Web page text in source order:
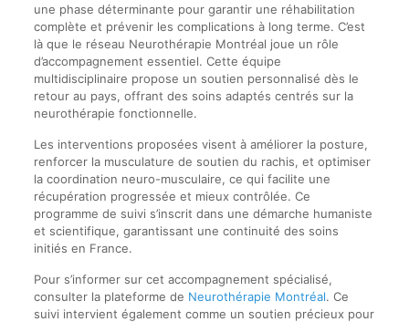
une phase déterminante pour garantir une réhabilitation
complète et prévenir les complications à long terme. C’est
là que le réseau Neurothérapie Montréal joue un rôle
d’accompagnement essentiel. Cette équipe
multidisciplinaire propose un soutien personnalisé dès le
retour au pays, offrant des soins adaptés centrés sur la
neurothérapie fonctionnelle.
Les interventions proposées visent à améliorer la posture,
renforcer la musculature de soutien du rachis, et optimiser
la coordination neuro-musculaire, ce qui facilite une
récupération progressée et mieux contrôlée. Ce
programme de suivi s’inscrit dans une démarche humaniste
et scientifique, garantissant une continuité des soins
initiés en France.
Pour s’informer sur cet accompagnement spécialisé,
consulter la plateforme de Neurothérapie Montréal. Ce
suivi intervient également comme un soutien précieux pour